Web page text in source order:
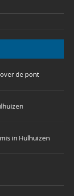
de pont
in Hulhuizen